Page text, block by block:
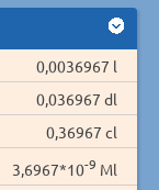
0,0036967 l
0,036967 dl
0,36967 cl
3,6967*10-9 Ml